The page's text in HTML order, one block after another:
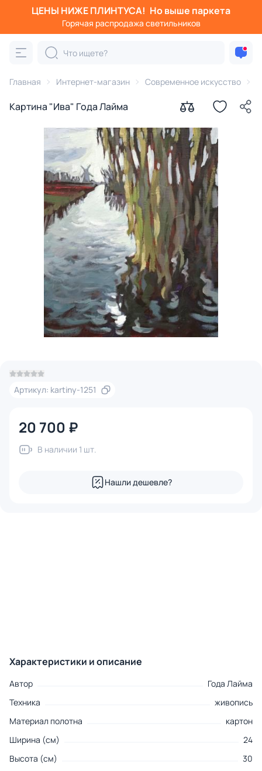
ЦЕНЫ НИЖЕ ПЛИНТУСА! Но выше паркета
Горячая распродажа светильников
Главная Интернет-магазин Современное искусство
Картина "Ива" Года Лайма
Артикул: kartiny-1251
20 700 ₽
В наличии 1 шт.
Нашли дешевле?
Характеристики и описание
Автор
Года Лайма
Техника
живопись
Материал полотна
картон
Ширина (см)
24
Высота (см)
30